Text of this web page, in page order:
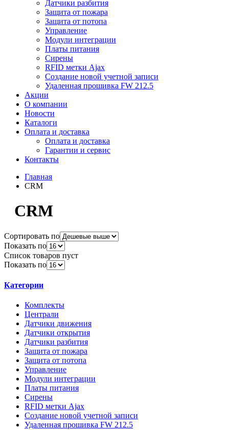
Датчики разбития
Защита от пожара
Защита от потопа
Управление
Модули интеграции
Платы питания
Сирены
RFID метки Ajax
Создание новой учетной записи
Удаленная прошивка FW 212.5
Акции
О компании
Новости
Каталоги
Оплата и доставка
Оплата и доставка
Гарантии и сервис
Контакты
Главная
CRM
CRM
Сортировать по
Показать по
Список товаров пуст
Показать по
Категории
Комплекты
Централи
Датчики движения
Датчики открытия
Датчики разбития
Защита от пожара
Защита от потопа
Управление
Модули интеграции
Платы питания
Сирены
RFID метки Ajax
Создание новой учетной записи
Удаленная прошивка FW 212.5